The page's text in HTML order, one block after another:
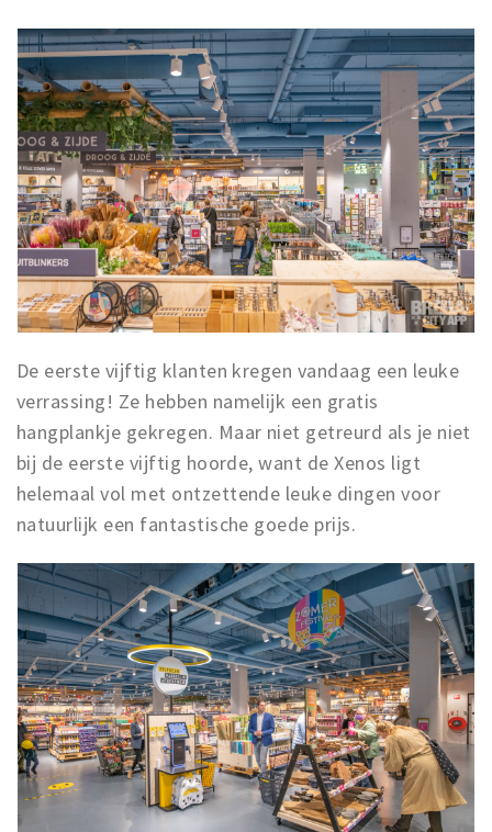
De eerste vijftig klanten kregen vandaag een leuke
verrassing! Ze hebben namelijk een gratis
hangplankje gekregen. Maar niet getreurd als je niet
bij de eerste vijftig hoorde, want de Xenos ligt
helemaal vol met ontzettende leuke dingen voor
natuurlijk een fantastische goede prijs.